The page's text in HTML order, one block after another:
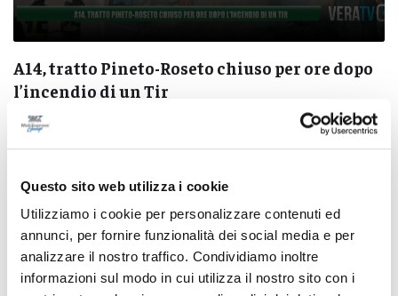
Questo sito web utilizza i cookie
Utilizziamo i cookie per personalizzare contenuti ed
annunci, per fornire funzionalità dei social media e per
analizzare il nostro traffico. Condividiamo inoltre
informazioni sul modo in cui utilizza il nostro sito con i
A14, tratto Pineto-Roseto chiuso per ore dopo
l’incendio di un Tir
07/08/2026
Pubblicità